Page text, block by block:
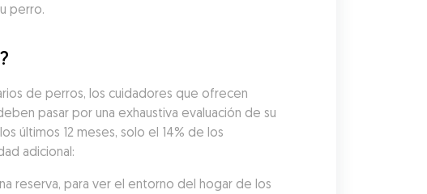
perro.
de perros, los cuidadores que ofrecen
pasar por una exhaustiva evaluación de su
últimos 12 meses, solo el 14% de los
adicional:
reserva, para ver el entorno del hogar de los